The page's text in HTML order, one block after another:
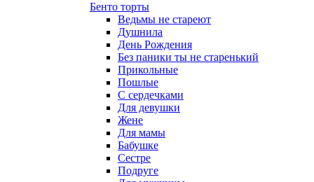
Бенто торты
Ведьмы не стареют
Душнила
День Рождения
Без паники ты не старенький
Прикольные
Пошлые
С сердечками
Для девушки
Жене
Для мамы
Бабушке
Сестре
Подруге